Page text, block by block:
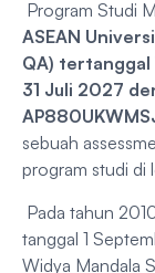
Program Studi
ASEAN
QA) tertanggal
31 Juli 2027
sebuah
program studi di
Pada tahun
tanggal 1
Widya Mandala